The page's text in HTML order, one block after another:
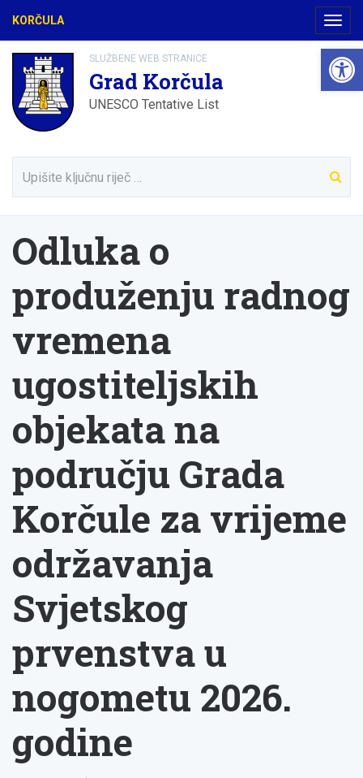
KORČULA
SLUŽBENE WEB STRANICE
Grad Korčula
UNESCO Tentative List
Odluka o
produženju radnog
vremena
ugostiteljskih
objekata na
području Grada
Korčule za vrijeme
održavanja
Svjetskog
prvenstva u
nogometu 2026.
godine